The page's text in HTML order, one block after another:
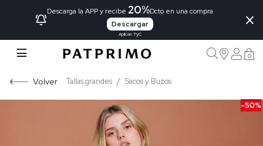
Descarga la APP y recibe 20%Dcto en una compra
Descargar
Aplican TyC
×
0
Volver Tallas grandes Sacos y Buzos
-50%